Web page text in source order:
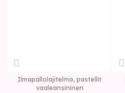
Ilmapallolajitelma, pastellit
vaaleansininen